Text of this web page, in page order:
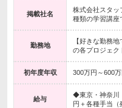
掲載社名
株式会社スタッ
種類の学習講座
勤務地
【好きな勤務
の各プロジェ
初年度年収 300万円～600万
給与
◆東京・神奈川
円＋各種手当